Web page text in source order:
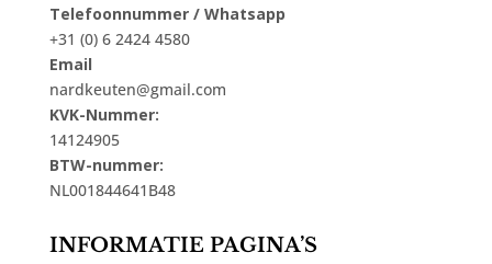
Telefoonnummer / Whatsapp
+31 (0) 6 2424 4580
Email
nardkeuten@gmail.com
KVK-Nummer:
14124905
BTW-nummer:
NL001844641B48
INFORMATIE PAGINA’S